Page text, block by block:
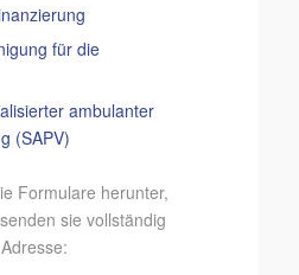
für die
ambulanter
(SAPV)
Formulare herunter,
sie vollständig